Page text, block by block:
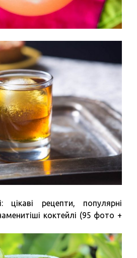
цікаві рецепти, популярні
коктейлі (95 фото +